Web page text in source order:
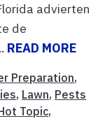
advierten
de
READ MORE
Preparation,
, Lawn, Pests
Topic,